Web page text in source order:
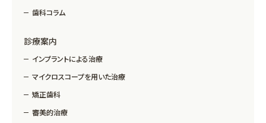
歯科コラム
診療案内
インプラントによる治療
マイクロスコープを用いた治療
矯正歯科
審美的治療